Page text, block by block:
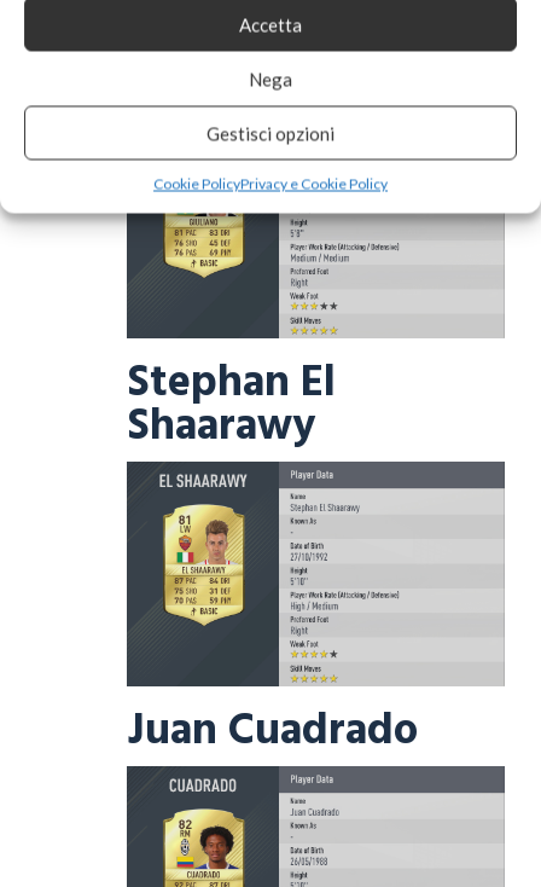
Accetta
Nega
Gestisci opzioni
Cookie PolicyPrivacy e Cookie Policy
Giuliano
Stephan El
Shaarawy
Juan Cuadrado